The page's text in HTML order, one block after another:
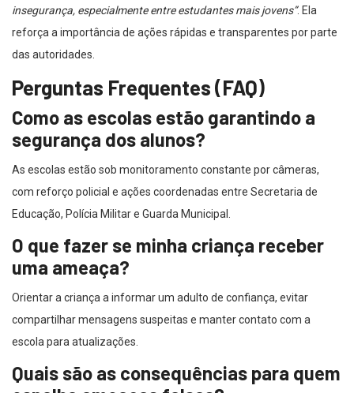
insegurança, especialmente entre estudantes mais jovens”. Ela
reforça a importância de ações rápidas e transparentes por parte
das autoridades.
Perguntas Frequentes (FAQ)
Como as escolas estão garantindo a
segurança dos alunos?
As escolas estão sob monitoramento constante por câmeras,
com reforço policial e ações coordenadas entre Secretaria de
Educação, Polícia Militar e Guarda Municipal.
O que fazer se minha criança receber
uma ameaça?
Orientar a criança a informar um adulto de confiança, evitar
compartilhar mensagens suspeitas e manter contato com a
escola para atualizações.
Quais são as consequências para quem